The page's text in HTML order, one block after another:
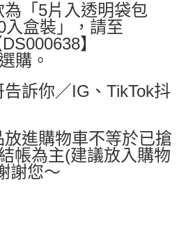
「5片入透明袋包
入盒裝」，請至
】
購。
訴你／IG、TikTok抖
進購物車不等於已搶
帳為主(建議放入購物
謝您～